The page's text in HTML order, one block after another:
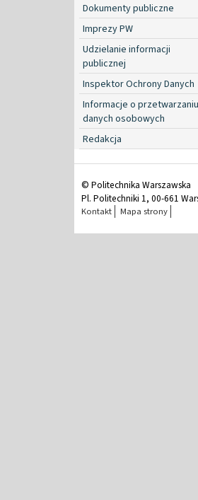
Dokumenty publiczne
Imprezy PW
Udzielanie informacji
publicznej
Inspektor Ochrony Danych
Informacje o przetwarzaniu
danych osobowych
Redakcja
© Politechnika Warszawska
Pl. Politechniki 1, 00-661
Kontakt Mapa strony